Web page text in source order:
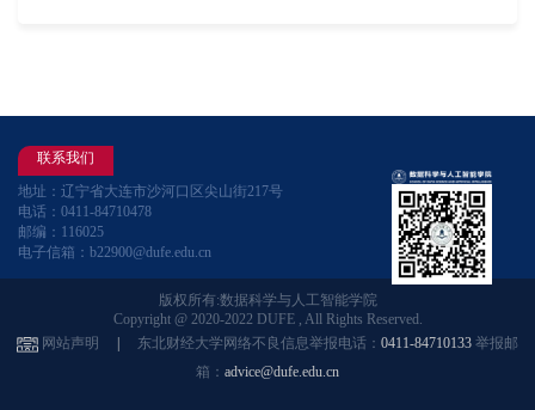
联系我们
地址：辽宁省大连市沙河口区尖山街217号
电话：0411-84710478
邮编：116025
电子信箱：b22900@dufe.edu.cn
版权所有:数据科学与人工智能学院
Copyright @ 2020-2022 DUFE , All Rights Reserved.
网站声明
东北财经大学网络不良信息举报电话： 0411-84710133 举报邮
箱： advice@dufe.edu.cn